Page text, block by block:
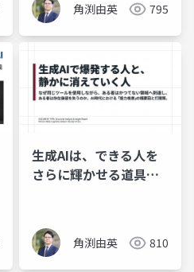
角渕由英 795
生成AIは、できる人を
さらに輝かせる道具だ
角渕由英 810